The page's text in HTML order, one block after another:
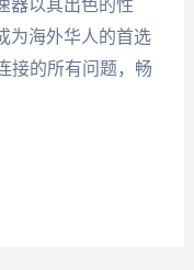
器以其出色的性
为海外华人的首选
接的所有问题，畅